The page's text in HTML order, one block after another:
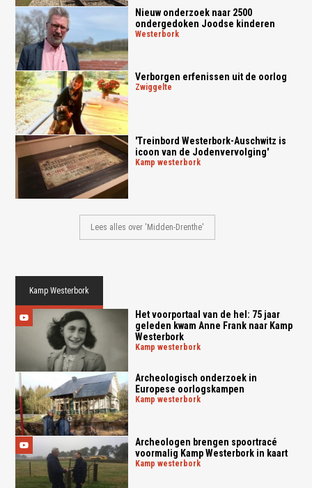
Nieuw onderzoek naar 2500
ondergedoken Joodse kinderen
westerbork
Verborgen erfenissen uit de oorlog
zwiggelte
'Treinbord Westerbork-Auschwitz is
icoon van de Jodenvervolging'
kamp westerbork
Lees alles over 'Midden-Drenthe'
Kamp Westerbork
Het voorportaal van de hel: 75 jaar
geleden kwam Anne Frank naar Kamp
Westerbork
kamp westerbork
Archeologisch onderzoek in
Europese oorlogskampen
kamp westerbork
Archeologen brengen spoortracé
voormalig Kamp Westerbork in kaart
kamp westerbork